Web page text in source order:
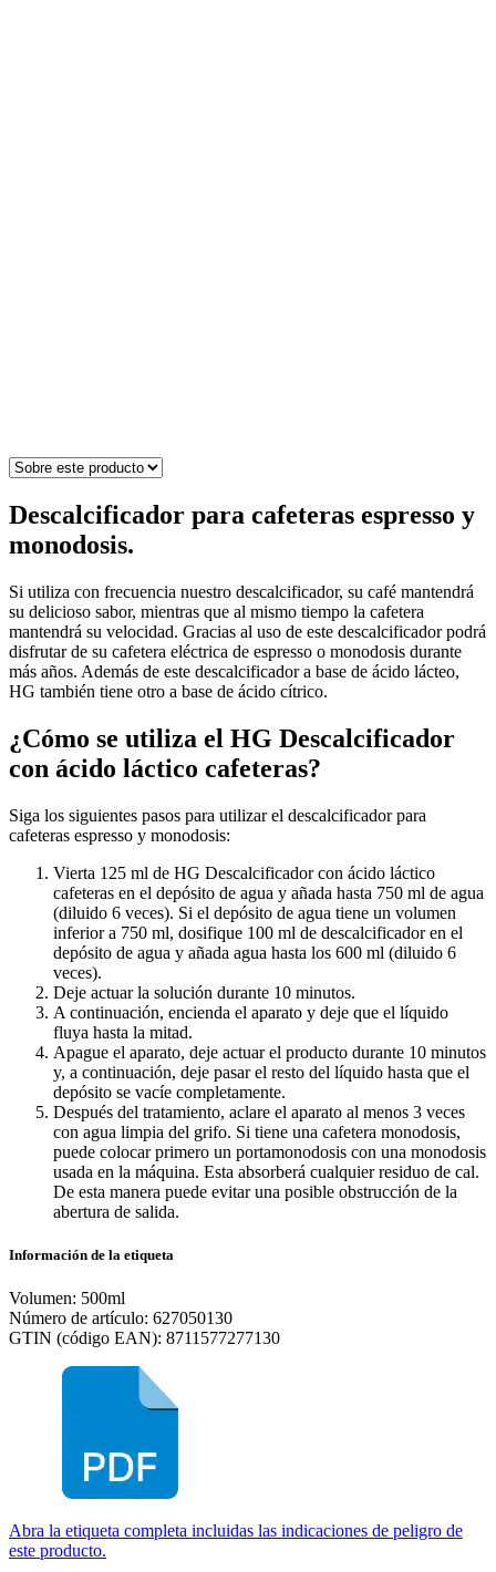
Descalcificador para cafeteras espresso y
monodosis.
Si utiliza con frecuencia nuestro descalcificador, su café mantendrá
su delicioso sabor, mientras que al mismo tiempo la cafetera
mantendrá su velocidad. Gracias al uso de este descalcificador podrá
disfrutar de su cafetera eléctrica de espresso o monodosis durante
más años. Además de este descalcificador a base de ácido lácteo,
HG también tiene otro a base de ácido cítrico.
¿Cómo se utiliza el HG Descalcificador
con ácido láctico cafeteras?
Siga los siguientes pasos para utilizar el descalcificador para
cafeteras espresso y monodosis:
Vierta 125 ml de HG Descalcificador con ácido láctico
cafeteras en el depósito de agua y añada hasta 750 ml de agua
(diluido 6 veces). Si el depósito de agua tiene un volumen
inferior a 750 ml, dosifique 100 ml de descalcificador en el
depósito de agua y añada agua hasta los 600 ml (diluido 6
veces).
Deje actuar la solución durante 10 minutos.
A continuación, encienda el aparato y deje que el líquido
fluya hasta la mitad.
Apague el aparato, deje actuar el producto durante 10 minutos
y, a continuación, deje pasar el resto del líquido hasta que el
depósito se vacíe completamente.
Después del tratamiento, aclare el aparato al menos 3 veces
con agua limpia del grifo. Si tiene una cafetera monodosis,
puede colocar primero un portamonodosis con una monodosis
usada en la máquina. Esta absorberá cualquier residuo de cal.
De esta manera puede evitar una posible obstrucción de la
abertura de salida.
Información de la etiqueta
Volumen: 500ml
Número de artículo: 627050130
GTIN (código EAN): 8711577277130
Abra la etiqueta completa incluidas las indicaciones de peligro de
este producto.